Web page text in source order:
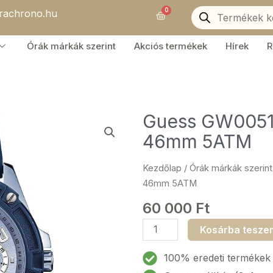
0Kosár
Products
search
Órák márkák szerint Akciós termékek Hírek
Guess
46mm 5ATM
Kezdőlap / Órák márkák szerint
46mm 5ATM
60 000 Ft
Guess
GW0051G4
Delta
Kosárba
100% eredeti termékek